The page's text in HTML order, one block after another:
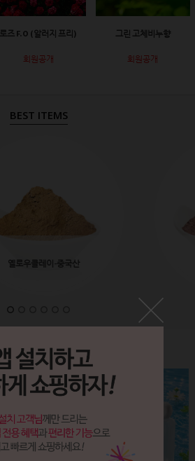
로즈 F.O (알러지 프리)
회원공개
그린 고체비누향
회원공개
BEST ITEMS
옐로우클레이-중국산
Label&Bottle